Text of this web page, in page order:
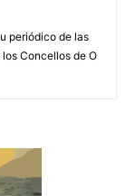
periódico de las
Concellos de O